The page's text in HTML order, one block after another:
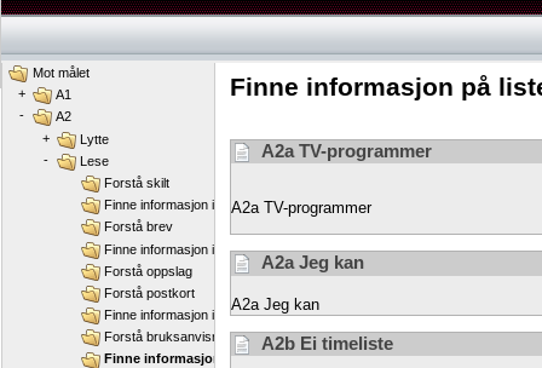
Finne informasjon på
A2a TV-programmer
A2a TV-programmer
A2a Jeg kan
A2a Jeg kan
A2b Ei timeliste
Mot målet
+
A1
-
A2
+
Lytte
-
Lese
Forstå skilt
Finne informasjon i reklamebrosjyrer eller annonser
Forstå brev
Finne informasjon i tekster
Forstå oppslag
Forstå postkort
Finne informasjon i kataloger
Forstå bruksanvisninger
Finne informasjon på lister